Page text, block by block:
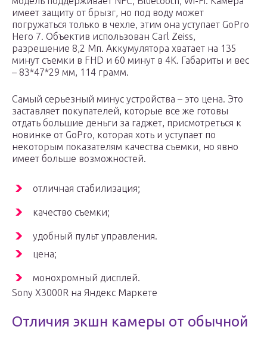
имеет защиту от брызг, но под воду может
погружаться только в чехле, этим она уступает GoPro
Hero 7. Объектив использован Carl Zeiss,
разрешение 8,2 Мп. Аккумулятора хватает на 135
минут съемки в FHD и 60 минут в 4К. Габариты и вес
– 83*47*29 мм, 114 грамм.
Самый серьезный минус устройства – это цена. Это
заставляет покупателей, которые все же готовы
отдать большие деньги за гаджет, присмотреться к
новинке от GoPro, которая хоть и уступает по
некоторым показателям качества съемки, но явно
имеет больше возможностей.
отличная стабилизация;
качество съемки;
удобный пульт управления.
цена;
монохромный дисплей.
Sony X3000R на Яндекс Маркете
Отличия экшн камеры от обычной